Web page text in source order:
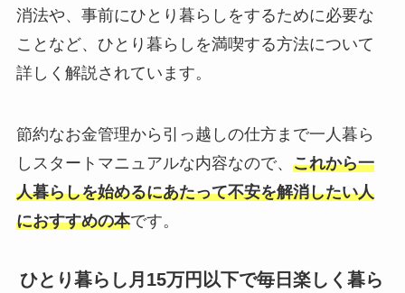
消法や、事前にひとり暮らしをするために必要な
ことなど、ひとり暮らしを満喫する方法について
詳しく解説されています。
節約なお金管理から引っ越しの仕方まで一人暮ら
しスタートマニュアルな内容なので、 これから一
人暮らしを始めるにあたって不安を解消したい人
におすすめの本です。
ひとり暮らし月15万円以下で毎日楽しく暮ら